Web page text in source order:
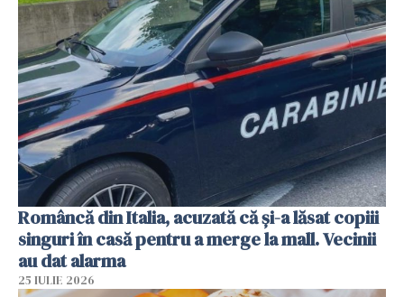
Româncă din Italia, acuzată că și-a lăsat copiii
singuri în casă pentru a merge la mall. Vecinii
au dat alarma
25 IULIE 2026